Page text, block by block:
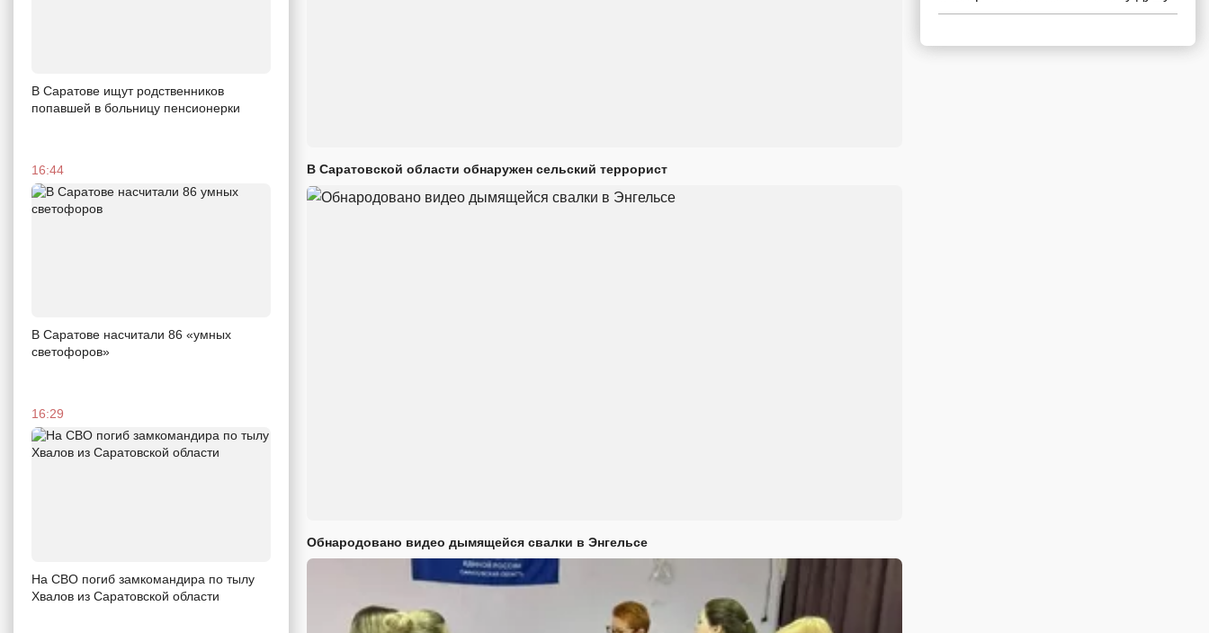
В Саратове ищут родственников
попавшей в больницу пенсионерки
16:44
В Саратове насчитали 86 «умных
светофоров»
16:29
На СВО погиб замкомандира по тылу
Хвалов из Саратовской области
В Саратовской области обнаружен сельский террорист
Обнародовано видео дымящейся свалки в Энгельсе